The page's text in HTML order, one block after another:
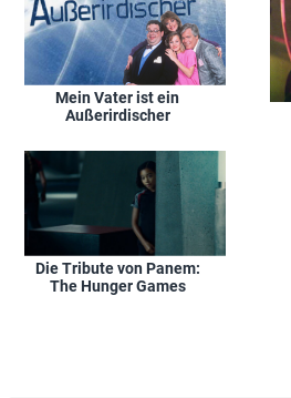
Mein Vater ist ein
Außerirdischer
Die Tribute von Panem:
The Hunger Games